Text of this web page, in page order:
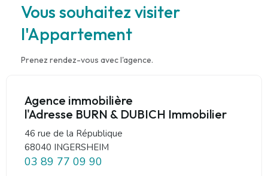
Vous souhaitez visiter
l'Appartement
Prenez rendez-vous avec l'agence.
Agence immobilière
l'Adresse BURN & DUBICH Immobilier
46 rue de la République
68040 INGERSHEIM
03 89 77 09 90